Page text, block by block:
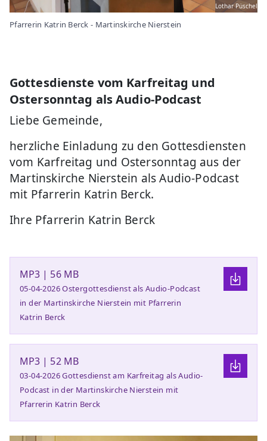
Lothar Püschel
Pfarrerin Katrin Berck - Martinskirche Nierstein
Gottesdienste vom Karfreitag und
Ostersonntag als Audio-Podcast
Liebe Gemeinde,
herzliche Einladung zu den Gottesdiensten
vom Karfreitag und Ostersonntag aus der
Martinskirche Nierstein als Audio-Podcast
mit Pfarrerin Katrin Berck.
Ihre Pfarrerin Katrin Berck
MP3 | 56 MB
05-04-2026 Ostergottesdienst als Audio-Podcast
in der Martinskirche Nierstein mit Pfarrerin
Katrin Berck
MP3 | 52 MB
03-04-2026 Gottesdienst am Karfreitag als Audio-
Podcast in der Martinskirche Nierstein mit
Pfarrerin Katrin Berck